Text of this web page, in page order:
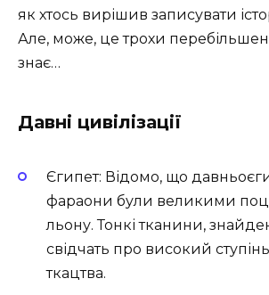
як хтось вирішив записувати
Але, може, це трохи
знає…
Давні цивілізації
Єгипет: Відомо, що
фараони були великими
льону. Тонкі тканини,
свідчать про високий
ткацтва.